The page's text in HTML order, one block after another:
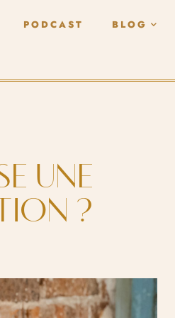
PODCAST BLOG
UNE
?